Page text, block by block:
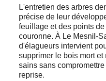
L'entretien des arbres
précise de leur
feuillage et des points
couronne. À Le Mesnil-
d'élagueurs intervient
supprimer le bois mort
sains sans
reprise.